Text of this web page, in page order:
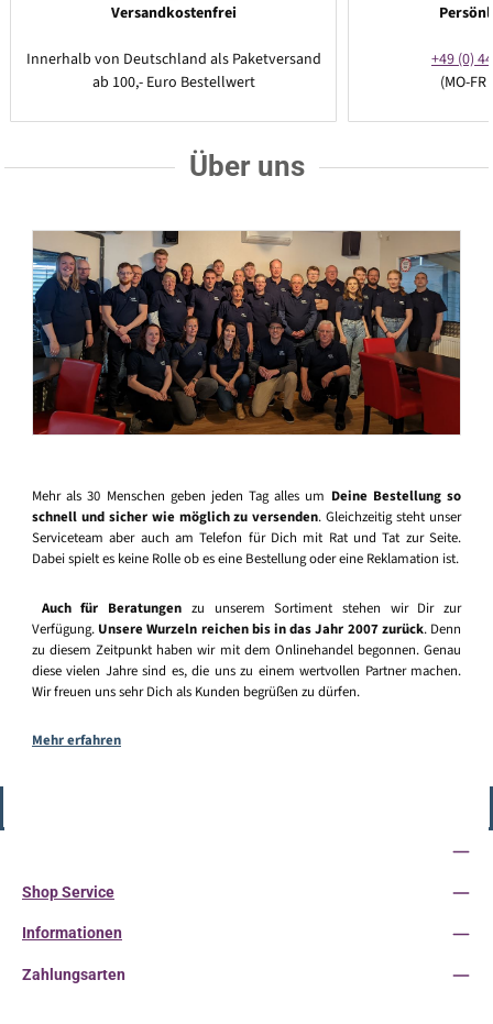
Versandkostenfrei
Innerhalb von Deutschland als Paketversand
ab 100,- Euro Bestellwert
+49 (0)
(MO-
Über uns
Mehr als 30 Menschen geben jeden Tag alles um Deine Bestellung so
schnell und sicher wie möglich zu versenden. Gleichzeitig steht unser
Serviceteam aber auch am Telefon für Dich mit Rat und Tat zur Seite.
Dabei spielt es keine Rolle ob es eine Bestellung oder eine Reklamation ist.
Auch für Beratungen zu unserem Sortiment stehen wir Dir zur
Verfügung. Unsere Wurzeln reichen bis in das Jahr 2007 zurück. Denn
zu diesem Zeitpunkt haben wir mit dem Onlinehandel begonnen. Genau
diese vielen Jahre sind es, die uns zu einem wertvollen Partner machen.
Wir freuen uns sehr Dich als Kunden begrüßen zu dürfen.
Mehr erfahren
Shop Service
Informationen
Zahlungsarten